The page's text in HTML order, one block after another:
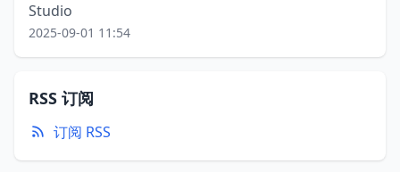
Studio
2025-09-01 11:54
RSS 订阅
订阅 RSS